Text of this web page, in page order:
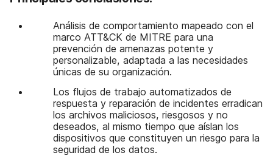
Análisis de comportamiento mapeado con el
marco ATT&CK de MITRE para una
prevención de amenazas potente y
personalizable, adaptada a las necesidades
únicas de su organización.
Los flujos de trabajo automatizados de
respuesta y reparación de incidentes erradican
los archivos maliciosos, riesgosos y no
deseados, al mismo tiempo que aíslan los
dispositivos que constituyen un riesgo para la
seguridad de los datos.